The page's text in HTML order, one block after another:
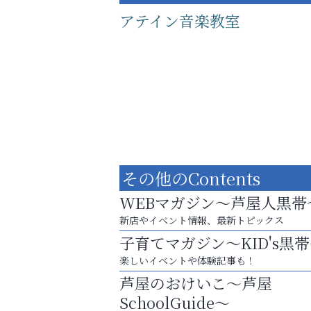
アテイン音楽教室
あなたらしく奏でる、音楽の時間
南芦屋浜皮膚科クリニック
その他のContents
WEBマガジン～芦屋人黒帯
新店やイベント情報、最新トピックス
子育てマガジン～KID's黒
楽しいイベントや体験記事も！
芦屋のおけいこ～芦屋
SchoolGuide～